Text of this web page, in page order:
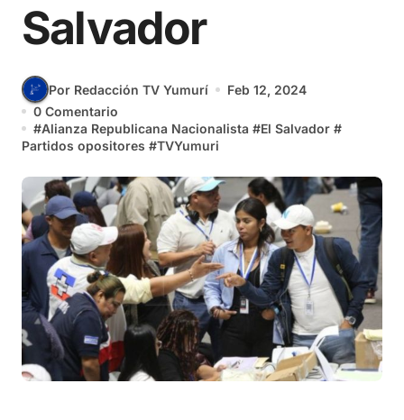
Salvador
Por Redacción TV Yumurí
Feb 12, 2024
0 Comentario
#Alianza Republicana Nacionalista #El Salvador #
Partidos opositores #TVYumuri